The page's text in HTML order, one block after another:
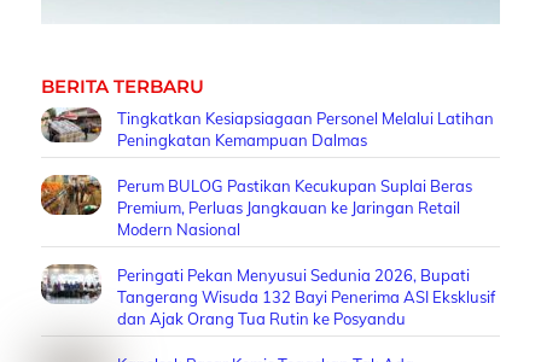
BERITA TERBARU
Tingkatkan Kesiapsiagaan Personel Melalui Latihan
Peningkatan Kemampuan Dalmas
Perum BULOG Pastikan Kecukupan Suplai Beras
Premium, Perluas Jangkauan ke Jaringan Retail
Modern Nasional
Peringati Pekan Menyusui Sedunia 2026, Bupati
Tangerang Wisuda 132 Bayi Penerima ASI Eksklusif
dan Ajak Orang Tua Rutin ke Posyandu